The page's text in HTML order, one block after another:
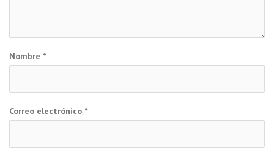
Nombre *
Correo electrónico *